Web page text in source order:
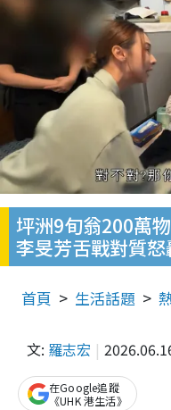
坪洲9旬翁200萬
李旻芳舌戰對質
首頁 生活話題
文: 羅志宏
在Google追蹤
《UHK 港生活》